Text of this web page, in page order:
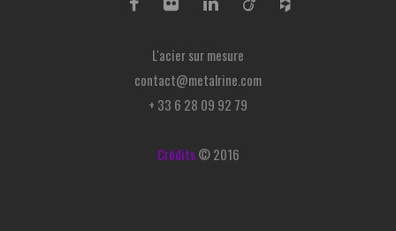
L'acier sur mesure
contact@metalrine.com
+ 33 6 28 09 92 79
Crédits© 2016